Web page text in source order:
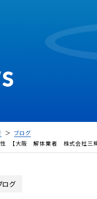
ブログ
性 【大阪 解体業者 株式会社三輝
ログ